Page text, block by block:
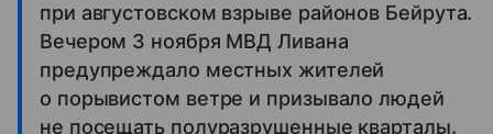
при августовском взрыве районов Бейрута.
Вечером 3 ноября МВД Ливана
предупреждало местных жителей
о порывистом ветре и призывало людей
не посещать полуразрушенные кварталы.